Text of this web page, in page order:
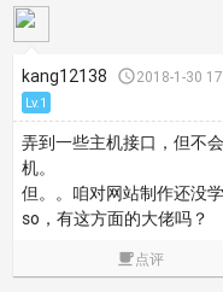
kang12138 2018-1-30
Lv.1
弄到一些主机接口，但不
机。
但。。 咱对网站制作还没
so，有这方面的大佬吗？
点评